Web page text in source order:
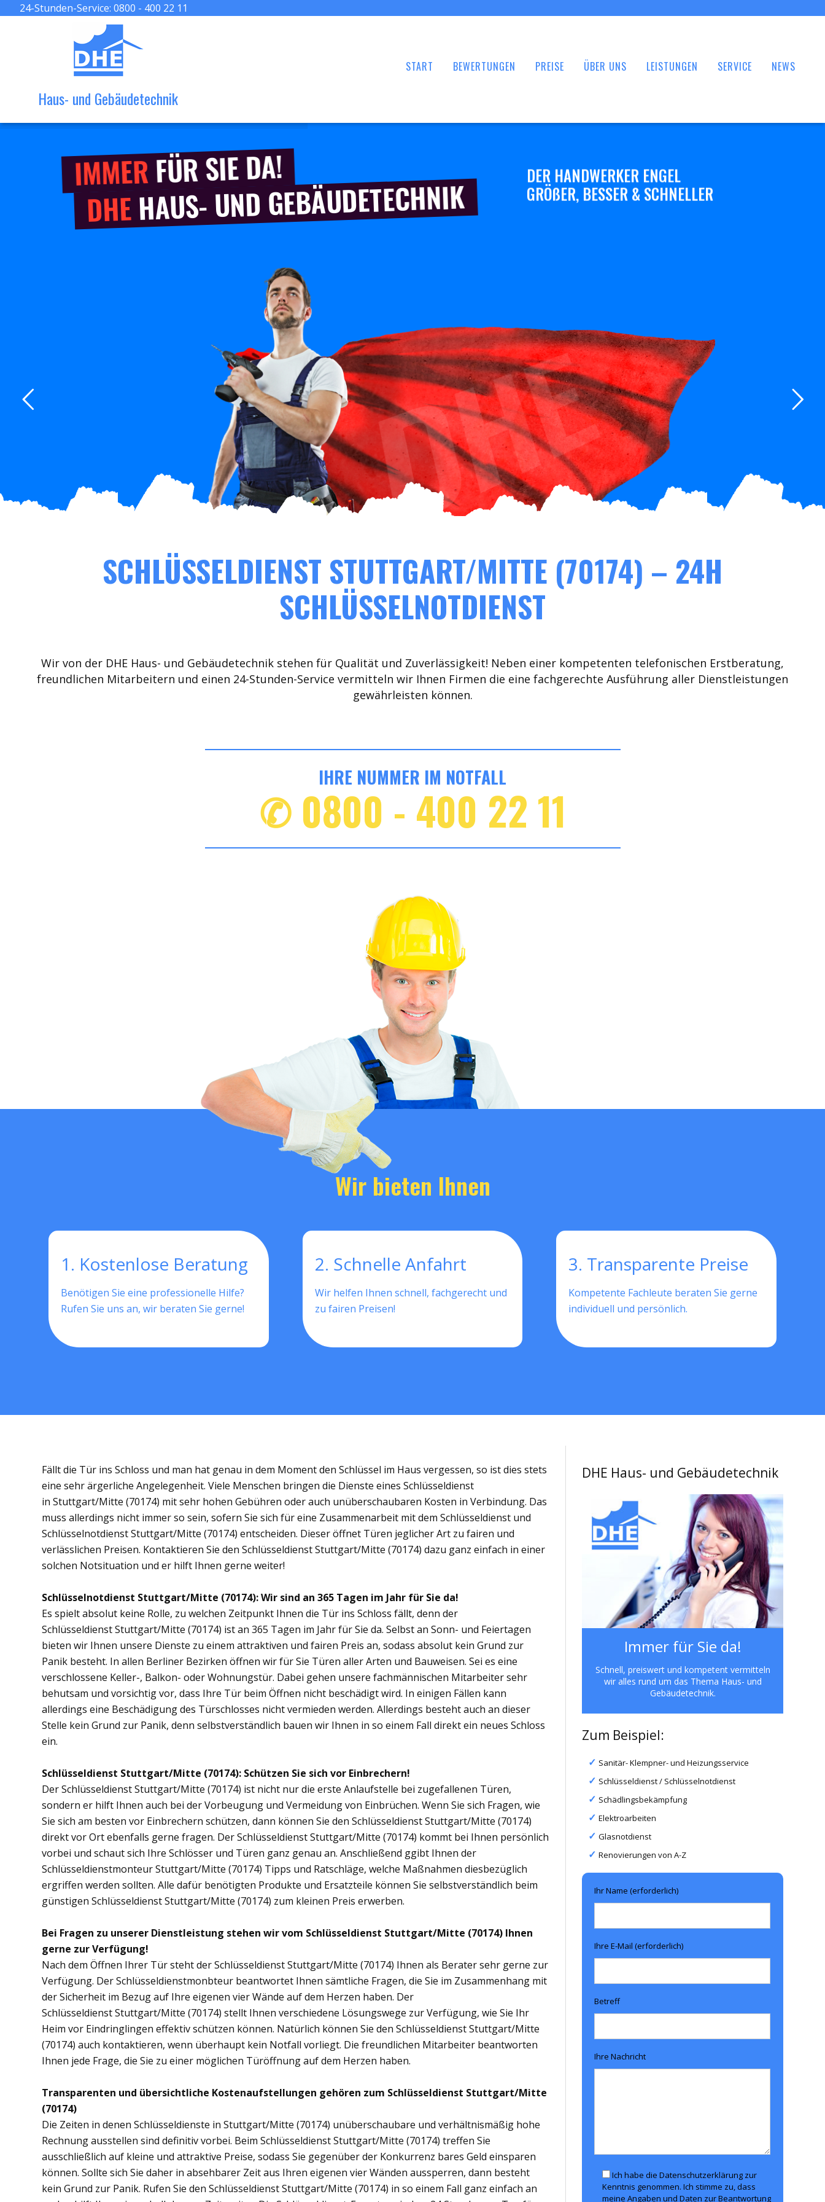
24-Stunden-Service: 0800 - 400 22 11
Haus- und Gebäudetechnik
START BEWERTUNGEN PREISE ÜBER UNS LEISTUNGEN SERVICE NEWS
IMMERFÜR SIE DA!
DHEHAUS- UND GEBÄUDETECHNIK
DER HANDWERKER ENGEL
GRÖßER, BESSER & SCHNELLER
SCHLÜSSELDIENST STUTTGART/MITTE (70174) – 24H
SCHLÜSSELNOTDIENST
Wir von der DHE Haus- und Gebäudetechnik stehen für Qualität und Zuverlässigkeit! Neben einer kompetenten telefonischen Erstberatung,
freundlichen Mitarbeitern und einen 24-Stunden-Service vermitteln wir Ihnen Firmen die eine fachgerechte Ausführung aller Dienstleistungen
gewährleisten können.
IHRE NUMMER IM NOTFALL
✆ 0800 - 400 22 11
Wir bieten Ihnen
1. Kostenlose Beratung
Benötigen Sie eine professionelle Hilfe?
Rufen Sie uns an, wir beraten Sie gerne!
2. Schnelle Anfahrt
Wir helfen Ihnen schnell, fachgerecht und
zu fairen Preisen!
3. Transparente Preise
Kompetente Fachleute beraten Sie gerne
individuell und persönlich.
DHE Haus- und Gebäudetechnik
Immer für Sie da!
Schnell, preiswert und kompetent vermitteln
wir alles rund um das Thema Haus- und
Gebäudetechnik.
Zum Beispiel:
Sanitär- Klempner- und Heizungsservice
Schlüsseldienst / Schlüsselnotdienst
Schädlingsbekämpfung
Elektroarbeiten
Glasnotdienst
Renovierungen von A-Z
Ihr Name (erforderlich)
Ihre E-Mail (erforderlich)
Betreff
Ihre Nachricht
Ich habe die Datenschutzerklärung zur
Kenntnis genommen. Ich stimme zu, dass
meine Angaben und Daten zur Beantwortung
Fällt die Tür ins Schloss und man hat genau in dem Moment den Schlüssel im Haus vergessen, so ist dies stets
eine sehr ärgerliche Angelegenheit. Viele Menschen bringen die Dienste eines Schlüsseldienst
in Stuttgart/Mitte (70174) mit sehr hohen Gebühren oder auch unüberschaubaren Kosten in Verbindung. Das
muss allerdings nicht immer so sein, sofern Sie sich für eine Zusammenarbeit mit dem Schlüsseldienst und
Schlüsselnotdienst Stuttgart/Mitte (70174) entscheiden. Dieser öffnet Türen jeglicher Art zu fairen und
verlässlichen Preisen. Kontaktieren Sie den Schlüsseldienst Stuttgart/Mitte (70174) dazu ganz einfach in einer
solchen Notsituation und er hilft Ihnen gerne weiter!
Schlüsselnotdienst Stuttgart/Mitte (70174): Wir sind an 365 Tagen im Jahr für Sie da!
Es spielt absolut keine Rolle, zu welchen Zeitpunkt Ihnen die Tür ins Schloss fällt, denn der
Schlüsseldienst Stuttgart/Mitte (70174) ist an 365 Tagen im Jahr für Sie da. Selbst an Sonn- und Feiertagen
bieten wir Ihnen unsere Dienste zu einem attraktiven und fairen Preis an, sodass absolut kein Grund zur
Panik besteht. In allen Berliner Bezirken öffnen wir für Sie Türen aller Arten und Bauweisen. Sei es eine
verschlossene Keller-, Balkon- oder Wohnungstür. Dabei gehen unsere fachmännischen Mitarbeiter sehr
behutsam und vorsichtig vor, dass Ihre Tür beim Öffnen nicht beschädigt wird. In einigen Fällen kann
allerdings eine Beschädigung des Türschlosses nicht vermieden werden. Allerdings besteht auch an dieser
Stelle kein Grund zur Panik, denn selbstverständlich bauen wir Ihnen in so einem Fall direkt ein neues Schloss
ein.
Schlüsseldienst Stuttgart/Mitte (70174): Schützen Sie sich vor Einbrechern!
Der Schlüsseldienst Stuttgart/Mitte (70174) ist nicht nur die erste Anlaufstelle bei zugefallenen Türen,
sondern er hilft Ihnen auch bei der Vorbeugung und Vermeidung von Einbrüchen. Wenn Sie sich Fragen, wie
Sie sich am besten vor Einbrechern schützen, dann können Sie den Schlüsseldienst Stuttgart/Mitte (70174)
direkt vor Ort ebenfalls gerne fragen. Der Schlüsseldienst Stuttgart/Mitte (70174) kommt bei Ihnen persönlich
vorbei und schaut sich Ihre Schlösser und Türen ganz genau an. Anschließend ggibt Ihnen der
Schlüsseldienstmonteur Stuttgart/Mitte (70174) Tipps und Ratschläge, welche Maßnahmen diesbezüglich
ergriffen werden sollten. Alle dafür benötigten Produkte und Ersatzteile können Sie selbstverständlich beim
günstigen Schlüsseldienst Stuttgart/Mitte (70174) zum kleinen Preis erwerben.
Bei Fragen zu unserer Dienstleistung stehen wir vom Schlüsseldienst Stuttgart/Mitte (70174) Ihnen
gerne zur Verfügung!
Nach dem Öffnen Ihrer Tür steht der Schlüsseldienst Stuttgart/Mitte (70174) Ihnen als Berater sehr gerne zur
Verfügung. Der Schlüsseldienstmonbteur beantwortet Ihnen sämtliche Fragen, die Sie im Zusammenhang mit
der Sicherheit im Bezug auf Ihre eigenen vier Wände auf dem Herzen haben. Der
Schlüsseldienst Stuttgart/Mitte (70174) stellt Ihnen verschiedene Lösungswege zur Verfügung, wie Sie Ihr
Heim vor Eindringlingen effektiv schützen können. Natürlich können Sie den Schlüsseldienst Stuttgart/Mitte
(70174) auch kontaktieren, wenn überhaupt kein Notfall vorliegt. Die freundlichen Mitarbeiter beantworten
Ihnen jede Frage, die Sie zu einer möglichen Türöffnung auf dem Herzen haben.
Transparenten und übersichtliche Kostenaufstellungen gehören zum Schlüsseldienst Stuttgart/Mitte
(70174)
Die Zeiten in denen Schlüsseldienste in Stuttgart/Mitte (70174) unüberschaubare und verhältnismäßig hohe
Rechnung ausstellen sind definitiv vorbei. Beim Schlüsseldienst Stuttgart/Mitte (70174) treffen Sie
ausschließlich auf kleine und attraktive Preise, sodass Sie gegenüber der Konkurrenz bares Geld einsparen
können. Sollte sich Sie daher in absehbarer Zeit aus Ihren eigenen vier Wänden aussperren, dann besteht
kein Grund zur Panik. Rufen Sie den Schlüsseldienst Stuttgart/Mitte (70174) in so einem Fall ganz einfach an